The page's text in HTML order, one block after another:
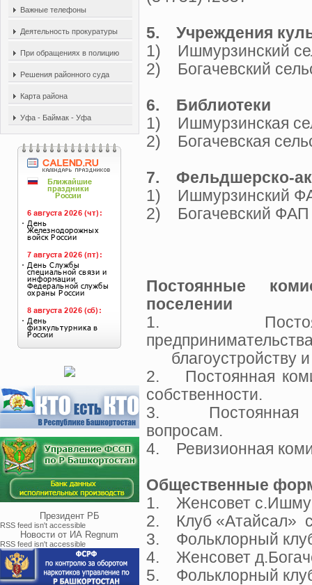
Важные телефоны
Деятельность прокуратуры
При обращениях в полицию
Решения районного суда
Карта района
Уфа - Баймак - Уфа
Президент РБ
RSS feed isn't accessible
Новости от ИА Regnum
RSS feed isn't accessible
5. Учреждения
1) Ишмурзинский
2) Богачевский
6. Библиотеки
1) Ишмурзинская
2) Богачевская
7. Фельдшерско-
1) Ишмурзинский
2) Богачевский
Постоянные
поселении
1.
благоустройству и
2. Постоянная
собственности.
3. Постоянная
вопросам.
4. Ревизионная
Общественные
1. Женсовет
2. Клуб «Атайсал»
3. Фольклорный
4. Женсовет
5. Фольклорный